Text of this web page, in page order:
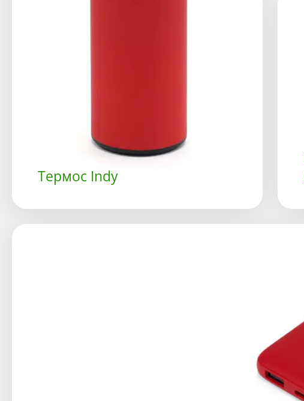
Термос Indy